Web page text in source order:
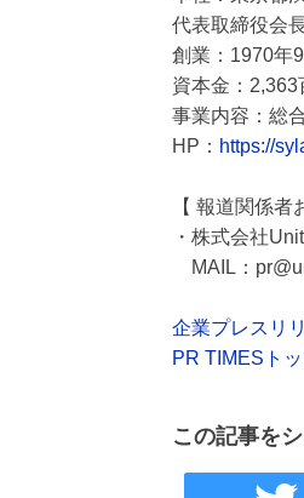
代表取締役会
創業：1970年9
資本金：2,363
事業内容：総
HP： https://
【 報道関係者
・株式会社
MAIL：
企業プレスリ
PR TIMESト
この記事を